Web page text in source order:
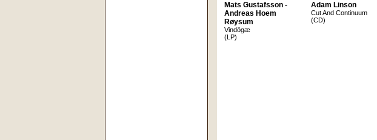
Mats Gustafsson -
Andreas Hoem
Røysum
Vindögæ
(LP)
Adam Linson
Cut And Continuum
(CD)